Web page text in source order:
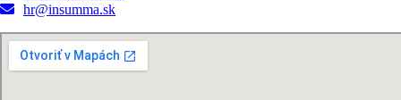
hr@insumma.sk